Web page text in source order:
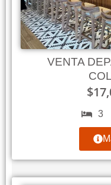
VENTA
$
3